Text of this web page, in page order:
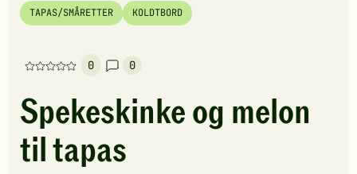
TAPAS/SMÅRETTER KOLDTBORD
0
Denne
har
foreløpig
ingen
vurderinger.
0
Spekeskinke og melon
til tapas